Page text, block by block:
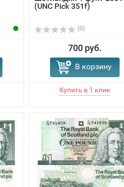
(UNC Pick 351f)
(0)
700 руб.
В корзину